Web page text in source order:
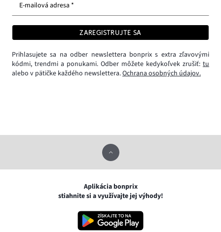
E-mailová adresa *
ZAREGISTRUJTE SA
Prihlasujete sa na odber newslettera bonprix s extra zľavovými
kódmi, trendmi a ponukami. Odber môžete kedykoľvek zrušiť: tu
alebo v pätičke každého newslettera.Ochrana osobných údajov.
Aplikácia bonprix
stiahnite si a využívajte jej výhody!